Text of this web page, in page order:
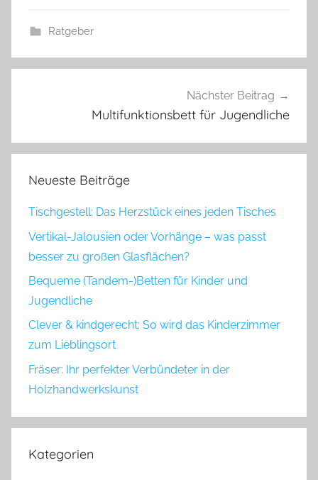
Ratgeber
Nächster Beitrag
Multifunktionsbett für Jugendliche
Neueste Beiträge
Tischgestell: Das Herzstück eines jeden Tisches
Vertikal-Jalousien oder Vorhänge – was passt
besser zu großen Glasflächen?
Bequeme (Tandem-)Betten für Kinder und
Jugendliche
Clever & kindgerecht: So wird das Kinderzimmer
zum Lieblingsort
Fräser: Ihr perfekter Verbündeter in der
Holzhandwerkskunst
Kategorien